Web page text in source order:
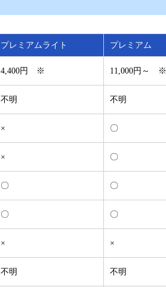
プレミアムライト プレミアム
4,400円 ※ 11,000円～ ※
不明 不明
× 〇
× 〇
〇 〇
〇 〇
× ×
不明 不明